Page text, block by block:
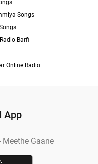
Songs
Barfi
Online Radio
App
Meethe Gaane